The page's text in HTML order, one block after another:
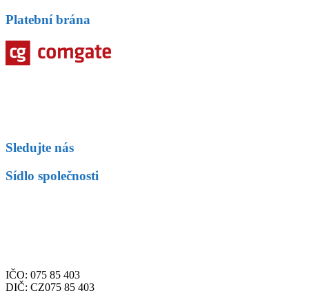
Platební brána
Sledujte nás
Sídlo společnosti
IČO: 075 85 403
DIČ: CZ075 85 403